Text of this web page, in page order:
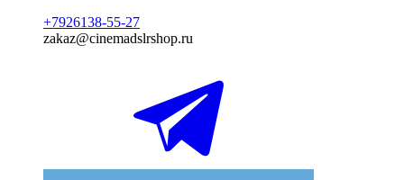
+7926138-55-27
zakaz@cinemadslrshop.ru